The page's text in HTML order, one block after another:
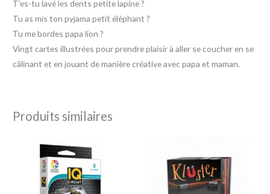
T’es-tu lavé les dents petite lapine ?
Tu as mis ton pyjama petit éléphant ?
Tu me bordes papa lion ?
Vingt cartes illustrées pour prendre plaisir à aller se coucher en se
câlinant et en jouant de manière créative avec papa et maman.
Produits similaires